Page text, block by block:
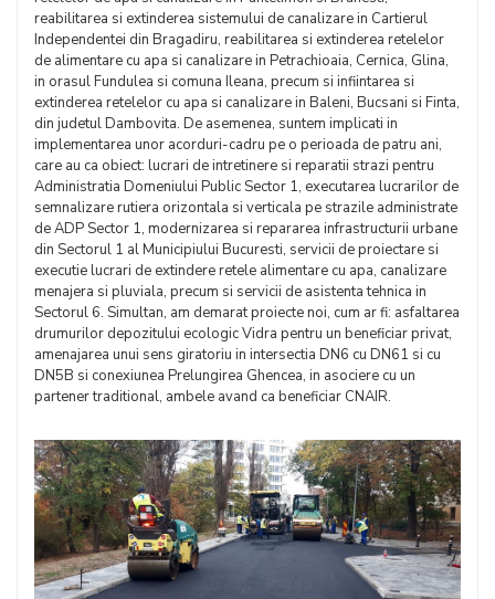
reabilitarea si extinderea sistemului de canalizare in Cartierul
Independentei din Bragadiru, reabilitarea si extinderea retelelor
de alimentare cu apa si canalizare in Petrachioaia, Cernica, Glina,
in orasul Fundulea si comuna Ileana, precum si infiintarea si
extinderea retelelor cu apa si canalizare in Baleni, Bucsani si Finta,
din judetul Dambovita. De asemenea, suntem implicati in
implementarea unor acorduri-cadru pe o perioada de patru ani,
care au ca obiect: lucrari de intretinere si reparatii strazi pentru
Administratia Domeniului Public Sector 1, executarea lucrarilor de
semnalizare rutiera orizontala si verticala pe strazile administrate
de ADP Sector 1, modernizarea si repararea infrastructurii urbane
din Sectorul 1 al Municipiului Bucuresti, servicii de proiectare si
executie lucrari de extindere retele alimentare cu apa, canalizare
menajera si pluviala, precum si servicii de asistenta tehnica in
Sectorul 6. Simultan, am demarat proiecte noi, cum ar fi: asfaltarea
drumurilor depozitului ecologic Vidra pentru un beneficiar privat,
amenajarea unui sens giratoriu in intersectia DN6 cu DN61 si cu
DN5B si conexiunea Prelungirea Ghencea, in asociere cu un
partener traditional, ambele avand ca beneficiar CNAIR.